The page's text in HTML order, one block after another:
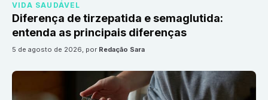
VIDA SAUDÁVEL
Diferença de tirzepatida e semaglutida:
entenda as principais diferenças
5 de agosto de 2026, por Redação Sara